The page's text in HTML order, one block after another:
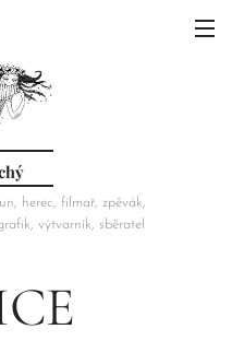
herec, filmař, zpěvák,
výtvarník, sběratel